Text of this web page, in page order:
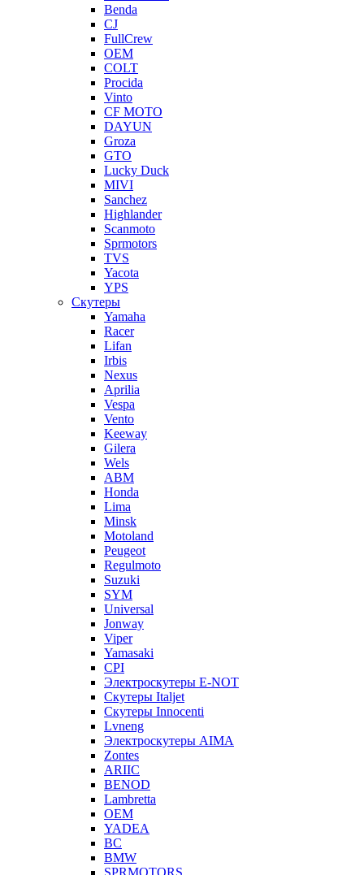
Benda
CJ
FullCrew
OEM
COLT
Procida
Vinto
CF MOTO
DAYUN
Groza
GTO
Lucky Duck
MIVI
Sanchez
Highlander
Scanmoto
Sprmotors
TVS
Yacota
YPS
Скутеры
Yamaha
Racer
Lifan
Irbis
Nexus
Aprilia
Vespa
Vento
Keeway
Gilera
Wels
ABM
Honda
Lima
Minsk
Motoland
Peugeot
Regulmoto
Suzuki
SYM
Universal
Jonway
Viper
Yamasaki
CPI
Электроскутеры E-NOT
Скутеры Italjet
Скутеры Innocenti
Lvneng
Электроскутеры AIMA
Zontes
ARIIC
BENOD
Lambretta
OEM
YADEA
BC
BMW
SPRMOTORS